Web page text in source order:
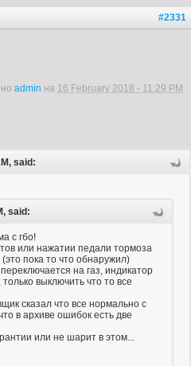
#2331
admin на 16 February 2018 - 11:29 PM
said:
said:
с гбо!
или нажатии педали тормоза
пока то что обнаружил)
на газ, индикатор
выключить что то все
сказал что все нормально с
в архиве ошибок есть две
или не шарит в этом...